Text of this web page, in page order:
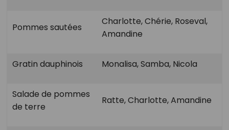
Pommes sautées
Charlotte, Chérie, Roseval,
Amandine
Gratin dauphinois Monalisa, Samba, Nicola
Salade de pommes
de terre
Ratte, Charlotte, Amandine